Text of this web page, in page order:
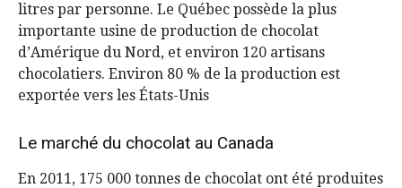
litres par personne. Le Québec possède la plus
importante usine de production de chocolat
d’Amérique du Nord, et environ 120 artisans
chocolatiers. Environ 80 % de la production est
exportée vers les États-Unis
Le marché du chocolat au Canada
En 2011, 175 000 tonnes de chocolat ont été produites